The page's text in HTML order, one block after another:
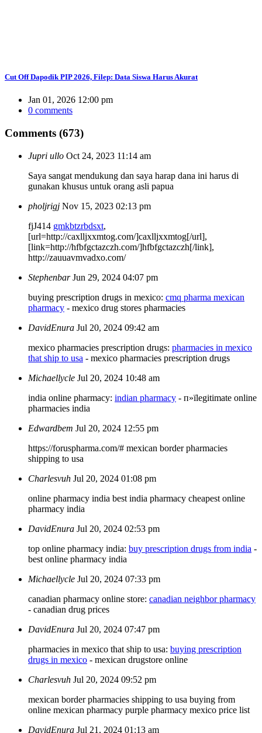
Cut Off Dapodik PIP 2026, Filep: Data Siswa Harus Akurat
Jan 01, 2026 12:00 pm
0 comments
Comments (673)
Jupri ullo Oct 24, 2023 11:14 am
Saya sangat mendukung dan saya harap dana ini harus di
gunakan khusus untuk orang asli papua
pholjrigj Nov 15, 2023 02:13 pm
fjJ414 gmkbtzrbdsxt,
[url=http://caxlljxxmtog.com/]caxlljxxmtog[/url],
[link=http://hfbfgctazczh.com/]hfbfgctazczh[/link],
http://zauuavmvadxo.com/
Stephenbar Jun 29, 2024 04:07 pm
buying prescription drugs in mexico: cmq pharma mexican
pharmacy - mexico drug stores pharmacies
DavidEnura Jul 20, 2024 09:42 am
mexico pharmacies prescription drugs: pharmacies in mexico
that ship to usa - mexico pharmacies prescription drugs
Michaellycle Jul 20, 2024 10:48 am
india online pharmacy: indian pharmacy - п»їlegitimate online
pharmacies india
Edwardbem Jul 20, 2024 12:55 pm
https://foruspharma.com/# mexican border pharmacies
shipping to usa
Charlesvuh Jul 20, 2024 01:08 pm
online pharmacy india best india pharmacy cheapest online
pharmacy india
DavidEnura Jul 20, 2024 02:53 pm
top online pharmacy india: buy prescription drugs from india -
best online pharmacy india
Michaellycle Jul 20, 2024 07:33 pm
canadian pharmacy online store: canadian neighbor pharmacy
- canadian drug prices
DavidEnura Jul 20, 2024 07:47 pm
pharmacies in mexico that ship to usa: buying prescription
drugs in mexico - mexican drugstore online
Charlesvuh Jul 20, 2024 09:52 pm
mexican border pharmacies shipping to usa buying from
online mexican pharmacy purple pharmacy mexico price list
DavidEnura Jul 21, 2024 01:13 am